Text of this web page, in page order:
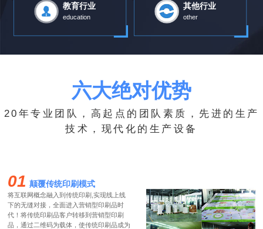
教育行业
education
其他行业
other
六大绝对优势
20年专业团队，高起点的团队素质，先进的生产
技术，现代化的生产设备
01 颠覆传统印刷模式
将互联网概念融入到传统印刷,实现线上线
下的无缝对接，全面进入营销型印刷品时
代！将传统印刷品客户转移到营销型印刷
品，通过二维码为载体，使传统印刷品成为